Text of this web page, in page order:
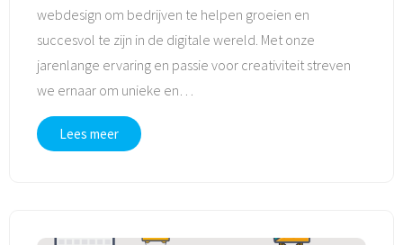
webdesign om bedrijven te helpen groeien en
succesvol te zijn in de digitale wereld. Met onze
jarenlange ervaring en passie voor creativiteit streven
we ernaar om unieke en…
Lees meer